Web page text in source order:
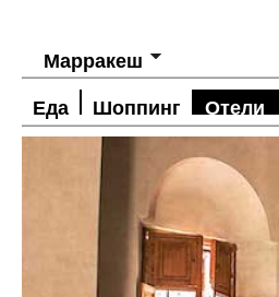
Марракеш
Еда Шоппинг Отели